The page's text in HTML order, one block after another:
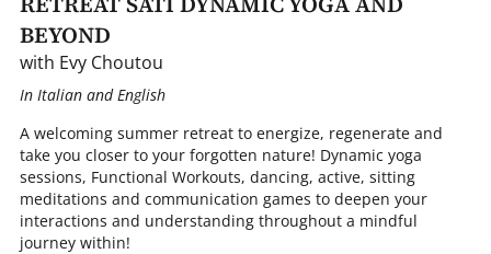
BEYOND
with Evy Choutou
In Italian and English
A welcoming summer retreat to energize, regenerate and
take you closer to your forgotten nature! Dynamic yoga
sessions, Functional Workouts, dancing, active, sitting
meditations and communication games to deepen your
interactions and understanding throughout a mindful
journey within!